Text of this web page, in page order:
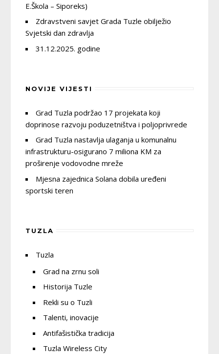
E.Škola – Siporeks)
Zdravstveni savjet Grada Tuzle obilježio
Svjetski dan zdravlja
31.12.2025. godine
NOVIJE VIJESTI
Grad Tuzla podržao 17 projekata koji
doprinose razvoju poduzetništva i poljoprivrede
Grad Tuzla nastavlja ulaganja u komunalnu
infrastrukturu-osigurano 7 miliona KM za
proširenje vodovodne mreže
Mjesna zajednica Solana dobila uređeni
sportski teren
TUZLA
Tuzla
Grad na zrnu soli
Historija Tuzle
Rekli su o Tuzli
Talenti, inovacije
Antifašistička tradicija
Tuzla Wireless City